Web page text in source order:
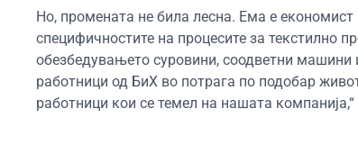
Но, промената не била лесна. Ема е
специфичностите на процесите за текстилно
обезбедувањето суровини, соодветни
работници од БиХ во потрага по подобар
работници кои се темел на нашата